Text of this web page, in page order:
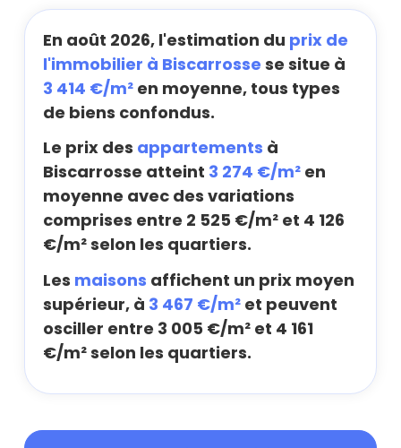
En août 2026, l'estimation du prix de
l'immobilier à Biscarrosse se situe à
3 414 €/m² en moyenne, tous types
de biens confondus.
Le prix des appartements à
Biscarrosse atteint 3 274 €/m² en
moyenne avec des variations
comprises entre 2 525 €/m² et 4 126
€/m² selon les quartiers.
Les maisons affichent un prix moyen
supérieur, à 3 467 €/m² et peuvent
osciller entre 3 005 €/m² et 4 161
€/m² selon les quartiers.